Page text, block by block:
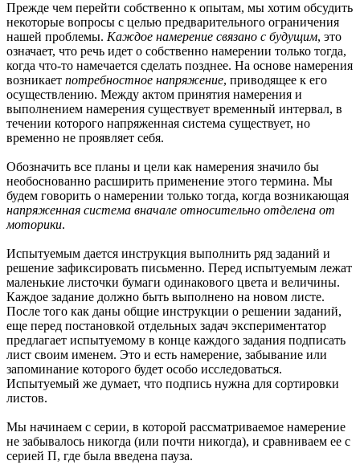
Прежде чем перейти собственно к опытам, мы хотим обсудить
некоторые вопросы с целью предварительного ограничения
нашей проблемы. Каждое намерение связано с будущим, это
означает, что речь идет о собственно намерении только тогда,
когда что-то намечается сделать позднее. На основе намерения
возникает потребностное напряжение, приводящее к его
осуществлению. Между актом принятия намерения и
выполнением намерения существует временный интервал, в
течении которого напряженная система существует, но
временно не проявляет себя.
Обозначить все планы и цели как намерения значило бы
необоснованно расширить применение этого термина. Мы
будем говорить о намерении только тогда, когда возникающая
напряженная система вначале относительно отделена от
моторики.
Испытуемым дается инструкция выполнить ряд заданий и
решение зафиксировать письменно. Перед испытуемым лежат
маленькие листочки бумаги одинакового цвета и величины.
Каждое задание должно быть выполнено на новом листе.
После того как даны общие инструкции о решении заданий,
еще перед постановкой отдельных задач экспериментатор
предлагает испытуемому в конце каждого задания подписать
лист своим именем. Это и есть намерение, забывание или
запоминание которого будет особо исследоваться.
Испытуемый же думает, что подпись нужна для сортировки
листов.
Мы начинаем с серии, в которой рассматриваемое намерение
не забывалось никогда (или почти никогда), и сравниваем ее с
серией П, где была введена пауза.